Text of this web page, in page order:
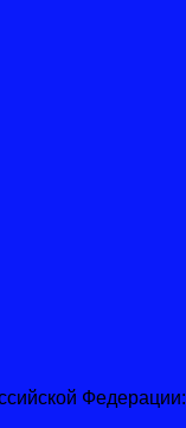
Федерации: